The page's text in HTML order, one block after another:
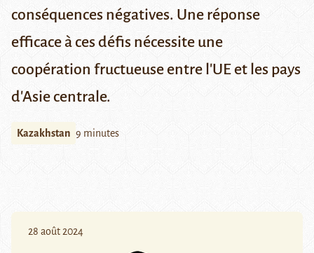
conséquences négatives. Une réponse
efficace à ces défis nécessite une
coopération fructueuse entre l'UE et les pays
d'Asie centrale.
Kazakhstan 9 minutes
28 août 2024